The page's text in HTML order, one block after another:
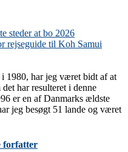
steder at bo 2026
rejseguide til Koh Samui
i 1980, har jeg været bidt af at
har resulteret i denne
er en af Danmarks ældste
jeg besøgt 51 lande og været
forfatter